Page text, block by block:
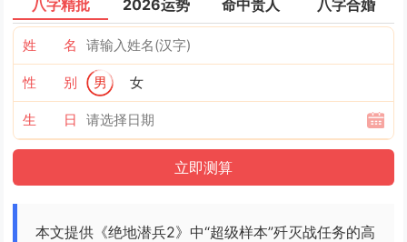
八字精批 2026运势 命中贵人 八字合婚
姓 名
性 别 男 女
生 日
本文提供《绝地潜兵2》中“超级样本”歼灭战任务的高